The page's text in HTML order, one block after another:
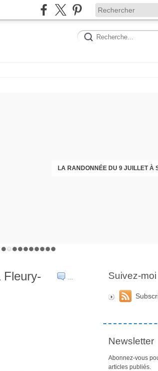
LA RANDONNÉE DU 9 JUILLET À
LA BALADE
…
Fleury-
Suivez-moi
Newsletter
Abonnez-vous
articles publiés.